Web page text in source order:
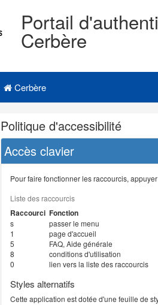
Portail
Cerbère
Cerbère
Navigation
et
outils
annexes
Politique d'accessibilité
Accès clavier
Pour faire fonctionner les raccourcis,
Liste des raccourcis
Raccourci Fonction
s
passer le menu
1
page d'accueil
5
FAQ, Aide générale
8
conditions d'utilisation
0
lien vers la liste des raccourcis
Styles alternatifs
Cette application est dotée d'une feuille de